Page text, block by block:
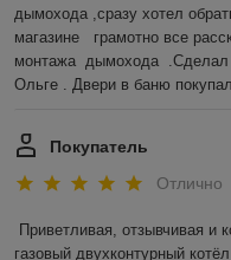
дымохода ,сразу хотел
магазине   грамотно все
монтажа  дымохода
Ольге . Двери в баню
Покупатель
Отлично
Приветливая, отзывчивая и
газовый двухконтурный